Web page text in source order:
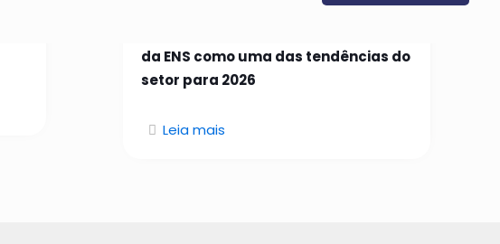
da ENS como uma das tendências do
setor para 2026
Leia mais